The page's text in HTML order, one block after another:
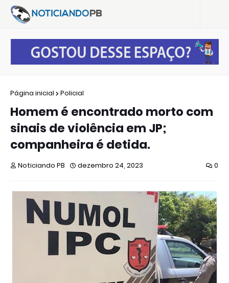
Página inicial Policial
Homem é encontrado morto com
sinais de violência em JP;
companheira é detida.
Noticiando PB dezembro 24, 2023 0